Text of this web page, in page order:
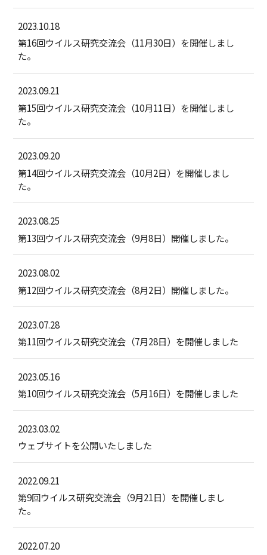
2023.10.18
第16回ウイルス研究交流会（11月30日）を開催しまし
た。
2023.09.21
第15回ウイルス研究交流会（10月11日）を開催しまし
た。
2023.09.20
第14回ウイルス研究交流会（10月2日）を開催しまし
た。
2023.08.25
第13回ウイルス研究交流会（9月8日）開催しました。
2023.08.02
第12回ウイルス研究交流会（8月2日）開催しました。
2023.07.28
第11回ウイルス研究交流会（7月28日）を開催しました
2023.05.16
第10回ウイルス研究交流会（5月16日）を開催しました
2023.03.02
ウェブサイトを公開いたしました
2022.09.21
第9回ウイルス研究交流会（9月21日）を開催しまし
た。
2022.07.20